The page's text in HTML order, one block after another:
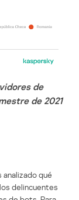
de
de 2021
qué
delincuentes